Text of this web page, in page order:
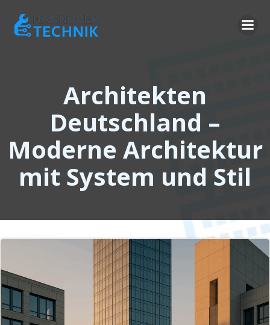
Architekten
Deutschland –
Moderne Architektur
mit System und Stil